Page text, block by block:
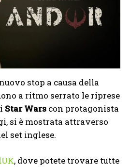
stop a causa della
a ritmo serrato le riprese
Star Wars con protagonista
si è mostrata attraverso
set inglese.
, dove potete trovare tutte